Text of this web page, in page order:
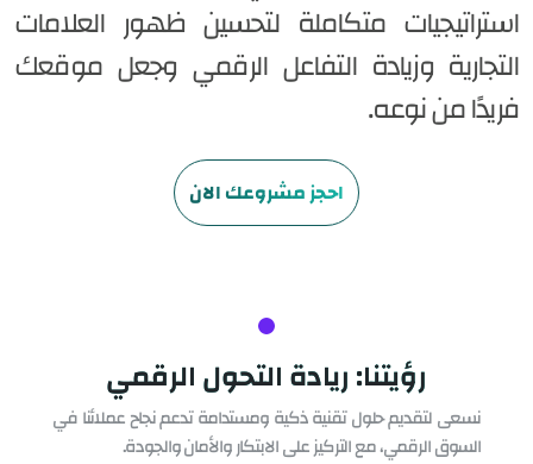
استراتيجيات متكاملة لتحسين ظهور العلامات
التجارية وزيادة التفاعل الرقمي وجعل موقعك
فريدًا من نوعه.
احجز مشروعك الان
رؤيتنا: ريادة التحول الرقمي
نسعى لتقديم حلول تقنية ذكية ومستدامة تدعم نجاح عملائنا في
السوق الرقمي، مع التركيز على الابتكار والأمان والجودة.